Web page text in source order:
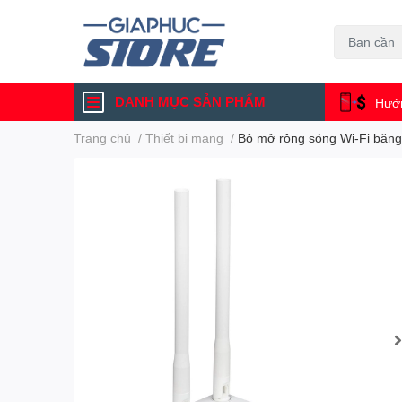
DANH MỤC SẢN PHẨM
Trang chủ / Thiết bị mạng / Bộ mở rộng sóng Wi-Fi